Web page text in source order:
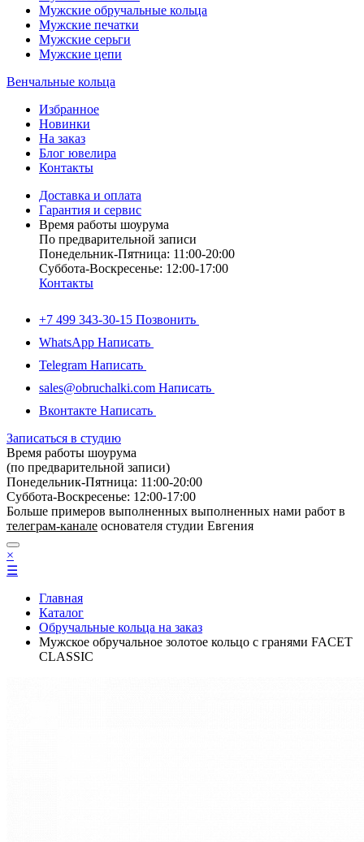
Мужские обручальные кольца
Мужские печатки
Мужские серьги
Мужские цепи
Венчальные кольца
Избранное
Новинки
На заказ
Блог ювелира
Контакты
Доставка и оплата
Гарантия и сервис
Время работы шоурума
По предварительной записи
Понедельник-Пятница: 11:00-20:00
Суббота-Bоcкресенье: 12:00-17:00
Контакты
+7 499 343-30-15 Позвонить
WhatsApp Написать
Telegram Написать
sales@obruchalki.com Написать
Вконтакте Написать
Записаться в студию
Время работы шоурума
(по предварительной записи)
Понедельник-Пятница: 11:00-20:00
Суббота-Bоcкресенье: 12:00-17:00
Больше примеров выполненных выполненных нами работ в
телеграм-канале основателя студии Евгения
×
☰
Главная
Каталог
Обручальные кольца на заказ
Мужское обручальное золотое кольцо с гранями FACET
CLASSIC